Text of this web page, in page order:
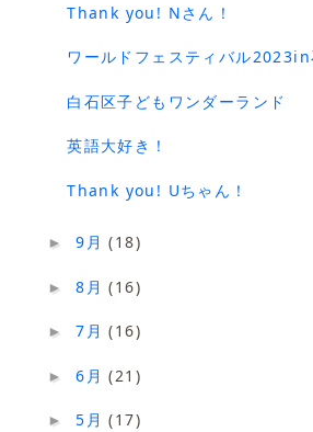
Thank you! Nさん！
ワールドフェスティバル
白石区子どもワンダーランド
英語大好き！
Thank you! Uちゃん！
►9月(18)
►8月(16)
►7月(16)
►6月(21)
►5月(17)